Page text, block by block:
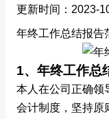
更新时间：2023-
年终工作总结报告
1、年终工作总
本人在公司正确领
会计制度，坚持原